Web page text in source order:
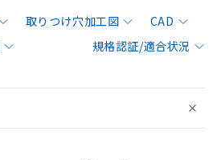
取りつけ穴加工図
CAD
規格認証/適合状況